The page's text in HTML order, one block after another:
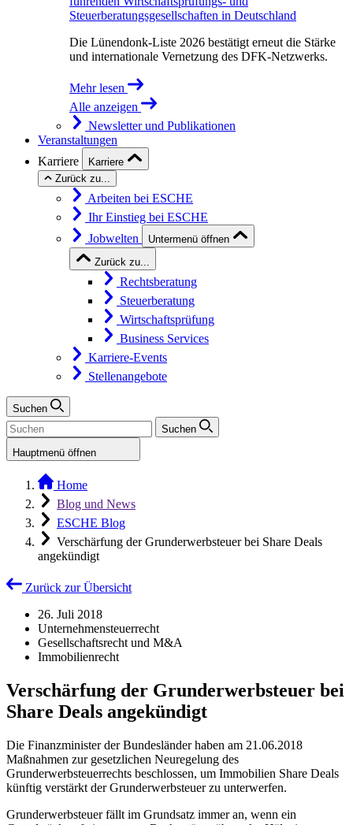
Steuerberatungsgesellschaften in Deutschland
Die Lünendonk-Liste 2026 bestätigt erneut die Stärke
und internationale Vernetzung des DFK-Netzwerks.
Mehr lesen
Alle anzeigen
Newsletter und Publikationen
Veranstaltungen
Karriere
Karriere
Zurück zu...
Arbeiten bei ESCHE
Ihr Einstieg bei ESCHE
Jobwelten
Untermenü öffnen
Zurück zu...
Rechtsberatung
Steuerberatung
Wirtschaftsprüfung
Business Services
Karriere-Events
Stellenangebote
Suchen
Suchen
Hauptmenü öffnen
Home
Blog und News
ESCHE Blog
Verschärfung der Grunderwerbsteuer bei Share Deals
angekündigt
Zurück zur Übersicht
26. Juli 2018
Unternehmensteuerrecht
Gesellschaftsrecht und M&A
Immobilienrecht
Verschärfung der Grunderwerbsteuer bei
Share Deals angekündigt
Die Finanzminister der Bundesländer haben am 21.06.2018
Maßnahmen zur gesetzlichen Neuregelung des
Grunderwerbsteuerrechts beschlossen, um Immobilien Share Deals
künftig verstärkt der Grunderwerbsteuer zu unterwerfen.
Grunderwerbsteuer fällt im Grundsatz immer an, wenn ein